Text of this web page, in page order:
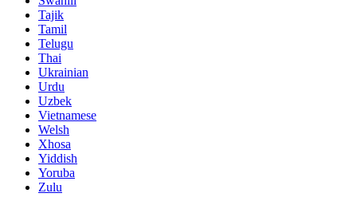
Tajik
Tamil
Telugu
Thai
Ukrainian
Urdu
Uzbek
Vietnamese
Welsh
Xhosa
Yiddish
Yoruba
Zulu